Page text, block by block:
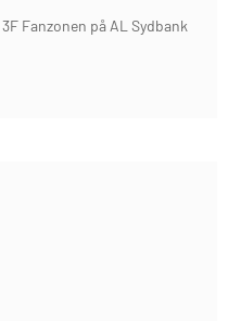
Fanzonen på AL Sydbank